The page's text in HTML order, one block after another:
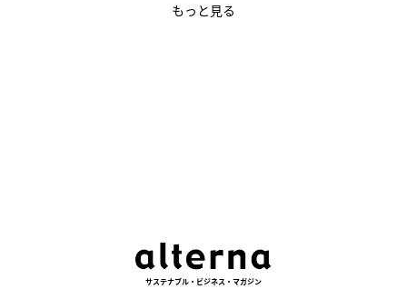
もっと見る
サステナブル・ビジネス・マガジン